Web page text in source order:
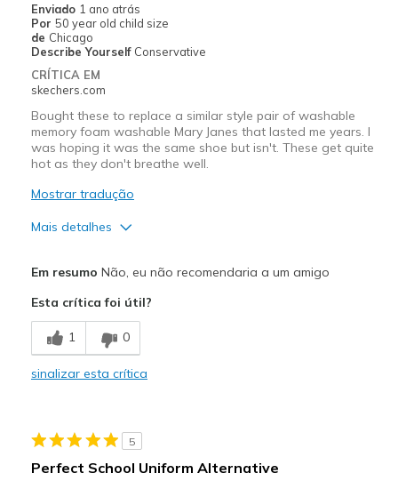
Sizing
Enviado 1 ano atrás
Por 50 year old child size
de Chicago
Describe Yourself Conservative
CRÍTICA EM
skechers.com
Bought these to replace a similar style pair of washable
memory foam washable Mary Janes that lasted me years. I
was hoping it was the same shoe but isn't. These get quite
hot as they don't breathe well.
Mostrar tradução
Mais detalhes
Comfortable
Stylish
Travel
Em resumo Não, eu não recomendaria a um amigo
Esta crítica foi útil?
1 0
sinalizar esta crítica
5
Perfect School Uniform Alternative